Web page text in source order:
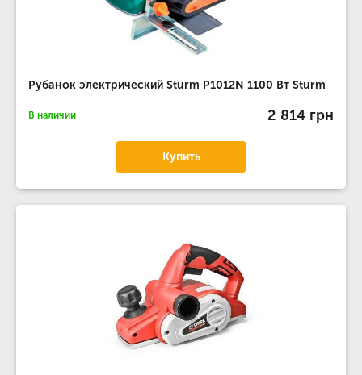
Рубанок электрический Sturm P1012N 1100 Вт Sturm
В наличии 2 814 грн
Купить